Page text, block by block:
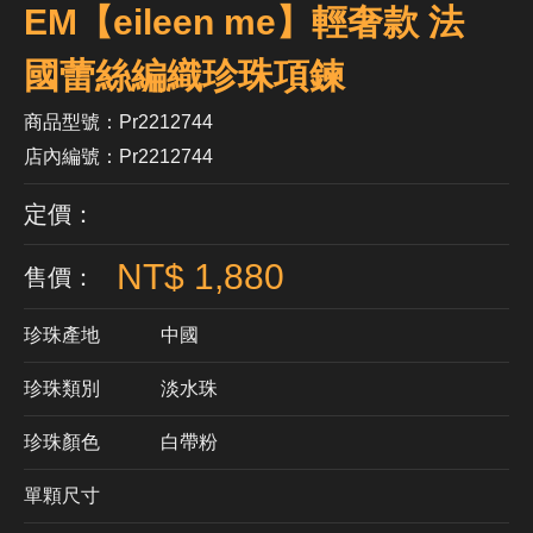
EM【eileen me】輕奢款 法
國蕾絲編織珍珠項鍊
商品型號：Pr2212744
店內編號：Pr2212744
定價：
售價： NT$ 1,880
珍珠產地 中國
珍珠類別 淡水珠
珍珠顏色 ​白帶粉
單顆尺寸